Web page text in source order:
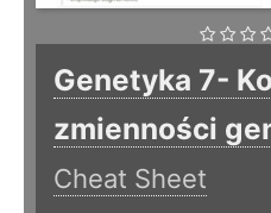
Genetyka 7-
zmienności
Cheat Sheet